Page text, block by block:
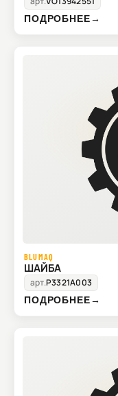
ПОДРОБНЕЕ→
BLUMAQ
ШАЙБА
арт.P3321A003
ПОДРОБНЕЕ→